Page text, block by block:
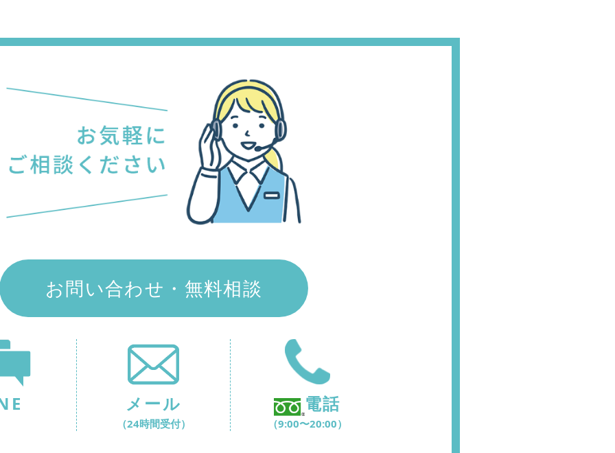
お問い合わせ・無料相談
メール
（24時間受付）
電話
（9:00〜20:00）